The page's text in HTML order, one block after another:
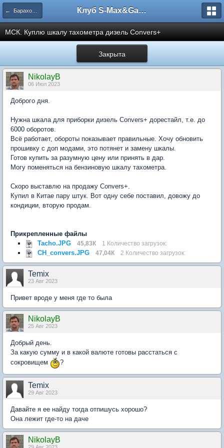
← Барахолка Клуб S-Max&Galaxy
МСК. Куплю шкалу тахометра дизель Convers+
Закрыта
NikolayB
06 Июл 2023
Доброго дня.
Нужна шкала для приборки дизель Convers+ дорестайл, т.е. до
6000 оборотов.
Всё работает, обороты показывает правильные. Хочу обновить
прошивку с доп модами, это потянет и замену шкалы.
Готов купить за разумную цену или принять в дар.
Могу поменяться на бензиновую шкалу тахометра.
Скоро выставлю на продажу Convers+.
Купил в Китае пару штук. Вот одну себе поставил, довожу до
кондиции, вторую продам.
Прикрепленные файлы
Tacho.JPG
45,83К 1 Количество загрузок:
CH_convers.JPG 47,04К 2 Количество загрузок:
Temix
23 Авг 2023
Привет вроде у меня где то была
NikolayB
25 Авг 2023
Добрый день.
За какую сумму и в какой валюте готовы расстаться с
сокровищем
?
Temix
29 Авг 2023
Давайте я ее найду тогда отпишусь хорошо?
Она лежит где-то на даче
NikolayB